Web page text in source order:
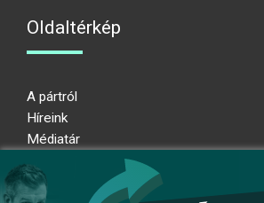
Oldaltérkép
A pártról
Híreink
Médiatár
Adatkezelési nyilatkozat